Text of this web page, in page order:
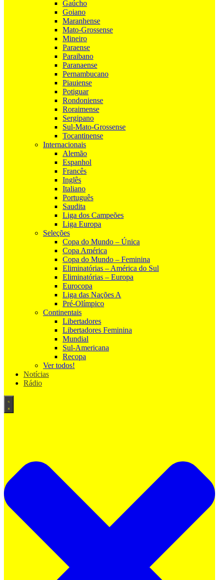
Gaúcho
Goiano
Maranhense
Mato-Grossense
Mineiro
Paraense
Paraibano
Paranaense
Pernambucano
Piauiense
Potiguar
Rondoniense
Roraimense
Sergipano
Sul-Mato-Grossense
Tocantinense
Internacionais
Alemão
Espanhol
Francês
Inglês
Italiano
Português
Saudita
Liga dos Campeões
Liga Europa
Seleções
Copa do Mundo – Única
Copa América
Copa do Mundo – Feminina
Eliminatórias – América do Sul
Eliminatórias – Europa
Eurocopa
Liga das Nações A
Pré-Olímpico
Continentais
Libertadores
Libertadores Feminina
Mundial
Sul-Americana
Recopa
Ver todos!
Notícias
Rádio